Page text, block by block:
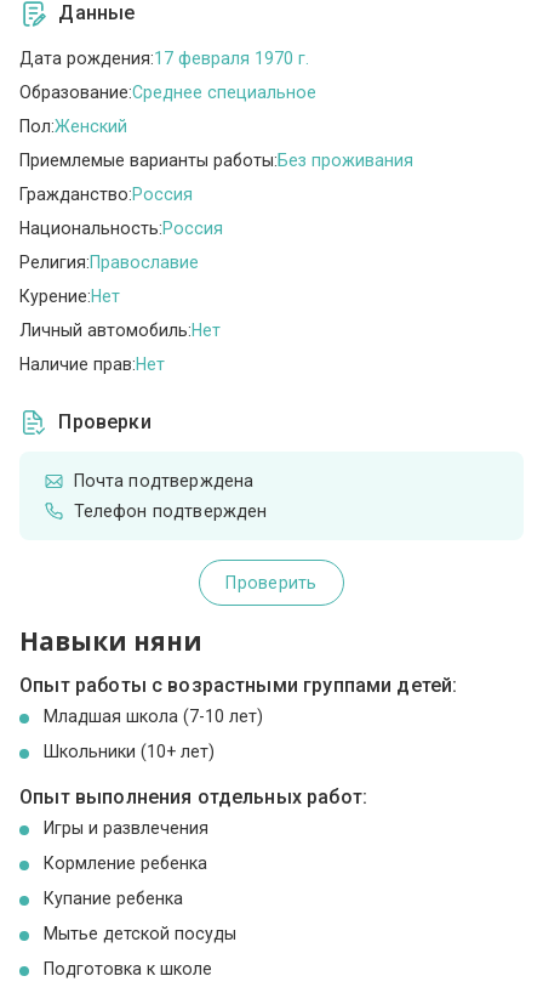
Данные
Дата рождения:17 февраля 1970 г.
Образование:Среднее специальное
Пол:Женский
Приемлемые варианты работы:Без проживания
Гражданство:Россия
Национальность:Россия
Религия:Православие
Курение:Нет
Личный автомобиль:Нет
Наличие прав:Нет
Проверки
Почта подтверждена
Телефон подтвержден
Проверить
Навыки няни
Опыт работы с возрастными группами детей:
Младшая школа (7-10 лет)
Школьники (10+ лет)
Опыт выполнения отдельных работ:
Игры и развлечения
Кормление ребенка
Купание ребенка
Мытье детской посуды
Подготовка к школе